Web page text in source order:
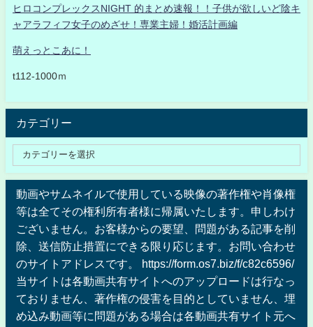
ヒロコンプレックスNIGHT 的まとめ速報！！子供が欲しいど陰キ
ャアラフィフ女子のめざせ！専業主婦！婚活計画編
萌えっとこあに！
t112-1000ｍ
カテゴリー
動画やサムネイルで使用している映像の著作権や肖像権
等は全てその権利所有者様に帰属いたします。申しわけ
ございません。お客様からの要望、問題がある記事を削
除、送信防止措置にできる限り応じます。お問い合わせ
のサイトアドレスです。 https://form.os7.biz/f/c82c6596/
当サイトは各動画共有サイトへのアップロードは行なっ
ておりません、著作権の侵害を目的としていません、埋
め込み動画等に問題がある場合は各動画共有サイト元へ